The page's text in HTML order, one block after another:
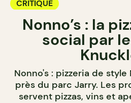
CRITIQUE
Nonno’s : la
social par
Nonno's : pizzeria de style
près du parc Jarry. Les
servent pizzas, vins et